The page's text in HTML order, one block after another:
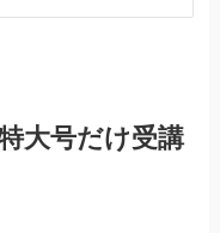
大号だけ受講